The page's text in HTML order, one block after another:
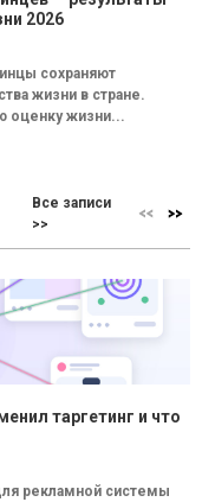
2026
сохраняют
жизни в стране.
оценку жизни...
Все записи
>>
таргетинг и что
рекламной системы